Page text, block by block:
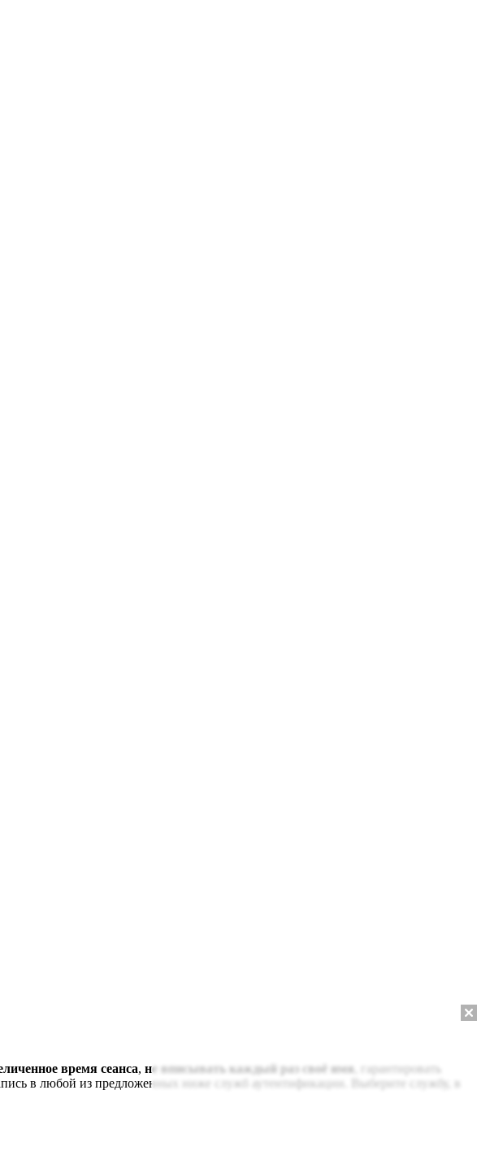
время сеанса, не вписывать каждый раз своё имя , гарантировать
в любой из предложенных ниже служб аутентификации. Выберите службу, в